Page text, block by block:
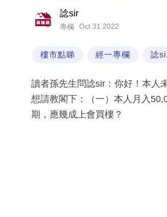
諗sir
專欄 Oct 31 2022
樓市點睇 經一專欄 諗
讀者孫先生問諗sir：你好！本人
想請教閣下：（一）本人月入
期，應幾成上會買樓？